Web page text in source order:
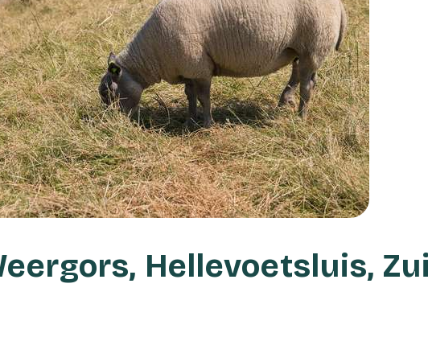
Hellevoetsluis,